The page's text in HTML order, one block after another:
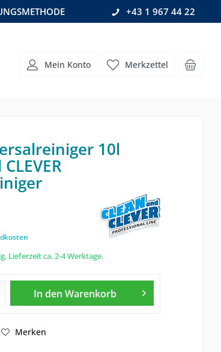
+43 1 967 44 22
Merkzettel
Mein Konto
10l
Lieferzeit ca. 2-4 Werktage.
In den Warenkorb
Merken